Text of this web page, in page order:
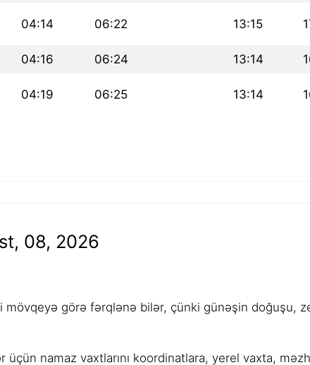
04:14 06:22 13:15
04:16 06:24 13:14
04:19 06:25 13:14
08, 2026
mövqeyə görə fərqlənə bilər, çünki günəşin doğuşu,
namaz vaxtlarını koordinatlara, yerel vaxta,